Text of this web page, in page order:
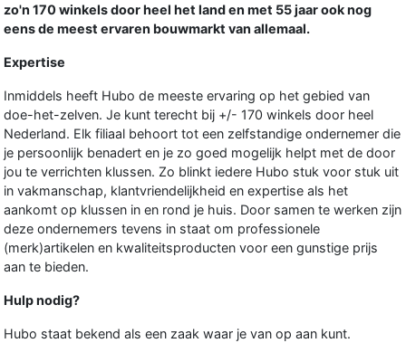
zo'n 170 winkels door heel het land en met 55 jaar ook nog
eens de meest ervaren bouwmarkt van allemaal.
Expertise
Inmiddels heeft Hubo de meeste ervaring op het gebied van
doe-het-zelven. Je kunt terecht bij +/- 170 winkels door heel
Nederland. Elk filiaal behoort tot een zelfstandige ondernemer die
je persoonlijk benadert en je zo goed mogelijk helpt met de door
jou te verrichten klussen. Zo blinkt iedere Hubo stuk voor stuk uit
in vakmanschap, klantvriendelijkheid en expertise als het
aankomt op klussen in en rond je huis. Door samen te werken zijn
deze ondernemers tevens in staat om professionele
(merk)artikelen en kwaliteitsproducten voor een gunstige prijs
aan te bieden.
Hulp nodig?
Hubo staat bekend als een zaak waar je van op aan kunt.